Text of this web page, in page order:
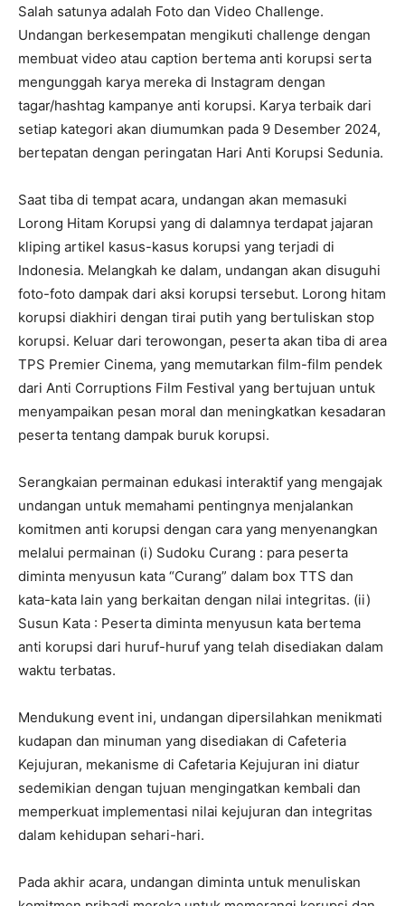
Salah satunya adalah Foto dan Video Challenge.
Undangan berkesempatan mengikuti challenge dengan
membuat video atau caption bertema anti korupsi serta
mengunggah karya mereka di Instagram dengan
tagar/hashtag kampanye anti korupsi. Karya terbaik dari
setiap kategori akan diumumkan pada 9 Desember 2024,
bertepatan dengan peringatan Hari Anti Korupsi Sedunia.
Saat tiba di tempat acara, undangan akan memasuki
Lorong Hitam Korupsi yang di dalamnya terdapat jajaran
kliping artikel kasus-kasus korupsi yang terjadi di
Indonesia. Melangkah ke dalam, undangan akan disuguhi
foto-foto dampak dari aksi korupsi tersebut. Lorong hitam
korupsi diakhiri dengan tirai putih yang bertuliskan stop
korupsi. Keluar dari terowongan, peserta akan tiba di area
TPS Premier Cinema, yang memutarkan film-film pendek
dari Anti Corruptions Film Festival yang bertujuan untuk
menyampaikan pesan moral dan meningkatkan kesadaran
peserta tentang dampak buruk korupsi.
Serangkaian permainan edukasi interaktif yang mengajak
undangan untuk memahami pentingnya menjalankan
komitmen anti korupsi dengan cara yang menyenangkan
melalui permainan (i) Sudoku Curang : para peserta
diminta menyusun kata “Curang” dalam box TTS dan
kata-kata lain yang berkaitan dengan nilai integritas. (ii)
Susun Kata : Peserta diminta menyusun kata bertema
anti korupsi dari huruf-huruf yang telah disediakan dalam
waktu terbatas.
Mendukung event ini, undangan dipersilahkan menikmati
kudapan dan minuman yang disediakan di Cafeteria
Kejujuran, mekanisme di Cafetaria Kejujuran ini diatur
sedemikian dengan tujuan mengingatkan kembali dan
memperkuat implementasi nilai kejujuran dan integritas
dalam kehidupan sehari-hari.
Pada akhir acara, undangan diminta untuk menuliskan